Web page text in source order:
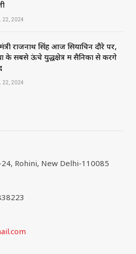
22, 2024
मंत्री राजनाथ सिंह आज सियाचिन दौरे पर,
के सबसे ऊंचे युद्धक्षेत्र में सैनिकों से करेंगे
22, 2024
Rohini, New Delhi-110085